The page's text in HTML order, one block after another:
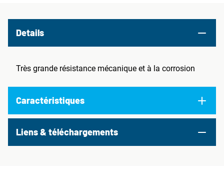
Details
Très grande résistance mécanique et à la corrosion
Caractéristiques
Liens & téléchargements